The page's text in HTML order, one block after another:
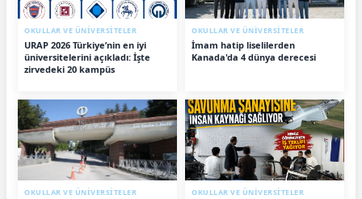
OKULLAR VE ÜNİVERSİTELER
URAP 2026 Türkiye’nin en iyi
üniversitelerini açıkladı: İşte
zirvedeki 20 kampüs
OKULLAR VE ÜNİVERSİTELER
İmam hatip liselilerden
Kanada'da 4 dünya derecesi
OKULLAR VE ÜNİVERSİTELER OKULLAR VE ÜNİVERSİTELER